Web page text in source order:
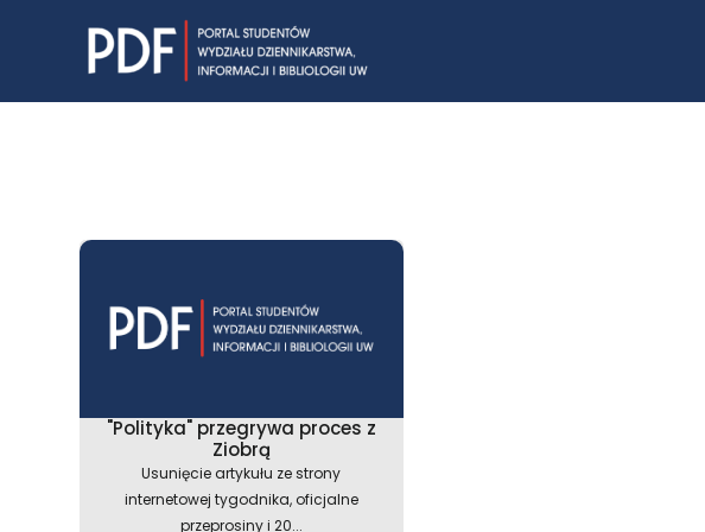
"Polityka" przegrywa proces z
Ziobrą
Usunięcie artykułu ze strony
internetowej tygodnika, oficjalne
przeprosiny i 20...